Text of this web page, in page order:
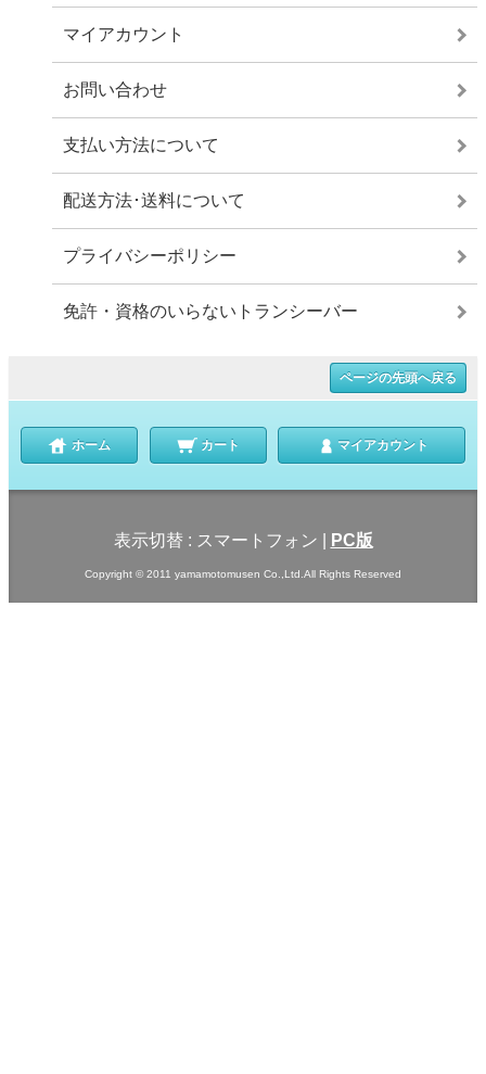
マイアカウント
お問い合わせ
支払い方法について
配送方法･送料について
プライバシーポリシー
免許・資格のいらないトランシーバー
ページの先頭へ戻る
ホーム カート マイアカウント
表示切替 : スマートフォン PC版
Copyright © 2011 yamamotomusen Co.,Ltd.All Rights Reserved